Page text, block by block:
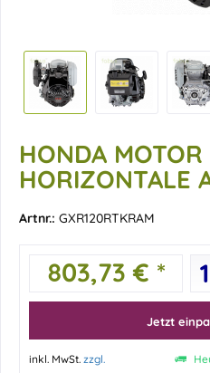
HONDA MOTOR
HORIZONTALE
Artnr.: GXR120RTKRAM
803,73 € *
Jetzt
inkl. MwSt. zzgl.